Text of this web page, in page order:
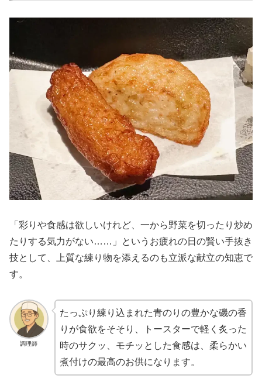
「彩りや食感は欲しいけれど、一から野菜を切ったり炒め
たりする気力がない……」というお疲れの日の賢い手抜き
技として、上質な練り物を添えるのも立派な献立の知恵で
す。
調理師
たっぷり練り込まれた青のりの豊かな磯の香
りが食欲をそそり、トースターで軽く炙った
時のサクッ、モチッとした食感は、柔らかい
煮付けの最高のお供になります。